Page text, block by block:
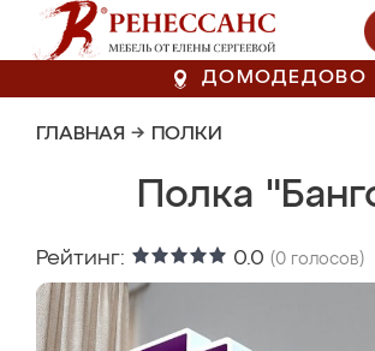
ДОМОДЕДОВО
ГЛАВНАЯ → ПОЛКИ
Полка
Рейтинг: 0.0 (0 голосов)